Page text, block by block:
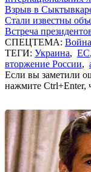
Взрыв в
Стали известны
Встреча
СПЕЦТЕМА:
ТЕГИ: Украина, ЕС
вторжение России,
Если вы заметили
нажмите Ctrl+Enter,